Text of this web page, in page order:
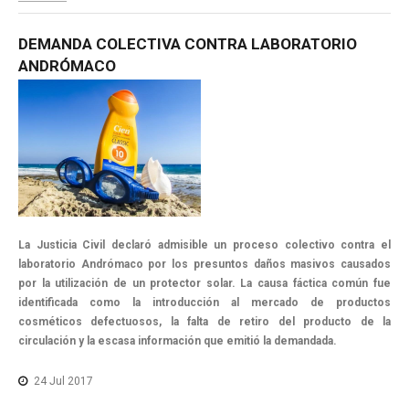
DEMANDA COLECTIVA CONTRA LABORATORIO
ANDRÓMACO
La Justicia Civil declaró admisible un proceso colectivo contra el
laboratorio Andrómaco por los presuntos daños masivos causados
por la utilización de un protector solar. La causa fáctica común fue
identificada como la introducción al mercado de productos
cosméticos defectuosos, la falta de retiro del producto de la
circulación y la escasa información que emitió la demandada.
24 Jul 2017